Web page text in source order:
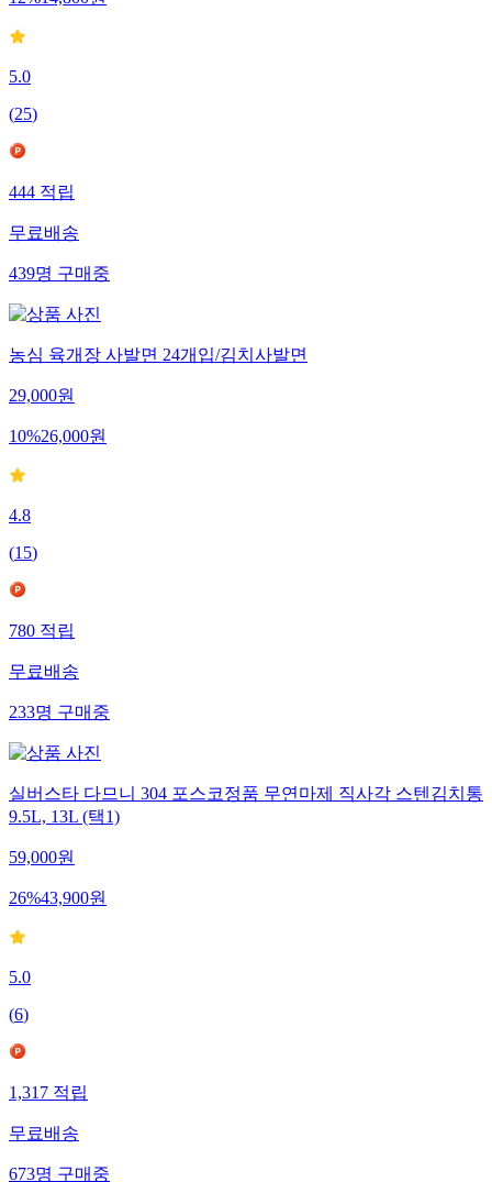
12%14,800원
5.0
(25)
444적립
무료배송
439명구매중
농심 육개장 사발면 24개입/김치사발면
29,000원
10%26,000원
4.8
(15)
780적립
무료배송
233명구매중
실버스타 다므니 304 포스코정품 무연마제 직사각 스텐김치통
9.5L, 13L (택1)
59,000원
26%43,900원
5.0
(6)
1,317적립
무료배송